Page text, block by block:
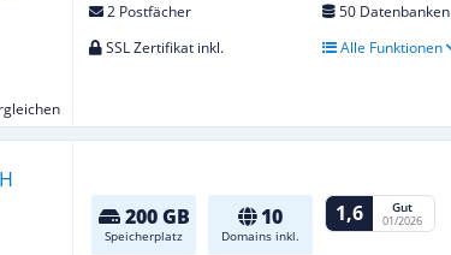
2 Postfächer
50 Datenbanken
SSL Zertifikat inkl.
Alle Funktionen
200 GB
Speicherplatz
10
Domains inkl.
1,6 Gut
01/2026